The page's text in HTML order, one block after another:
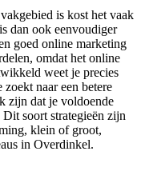
is kost het vaak
dan ook eenvoudiger
goed online marketing
omdat het online
weet je precies
naar een betere
zijn dat je voldoende
soort strategieën zijn
klein of groot,
in Overdinkel.